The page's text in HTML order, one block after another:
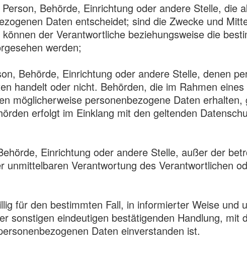
Behörde, Einrichtung oder andere Stelle, die
Daten entscheidet; sind die Zwecke und
der Verantwortliche beziehungsweise die
werden;
Behörde, Einrichtung oder andere Stelle, denen
handelt oder nicht. Behörden, die im Rahmen
möglicherweise personenbezogene Daten
erfolgt im Einklang mit den geltenden
Einrichtung oder andere Stelle, außer der
Verantwortung des Verantwortlichen
für den bestimmten Fall, in informierter Weise und
sonstigen eindeutigen bestätigenden Handlung, mit
Daten einverstanden ist.